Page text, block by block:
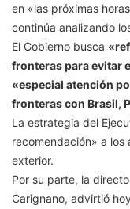
en «las próximas
continúa analizando
El Gobierno busca
fronteras para evitar
«especial atención
fronteras con Brasil,
La estrategia del
recomendación» a los
exterior.
Por su parte, la
Carignano, advirtió